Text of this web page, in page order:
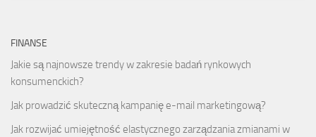
FINANSE
Jakie są najnowsze trendy w zakresie badań rynkowych
konsumenckich?
Jak prowadzić skuteczną kampanię e-mail marketingową?
Jak rozwijać umiejętność elastycznego zarządzania zmianami w